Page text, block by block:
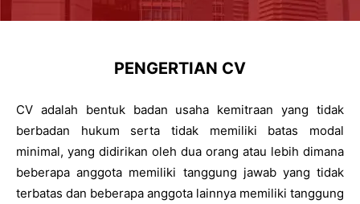
PENGERTIAN CV
CV adalah bentuk badan usaha kemitraan yang tidak
berbadan hukum serta tidak memiliki batas modal
minimal, yang didirikan oleh dua orang atau lebih dimana
beberapa anggota memiliki tanggung jawab yang tidak
terbatas dan beberapa anggota lainnya memiliki tanggung